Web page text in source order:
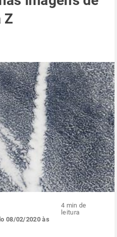
Z
08/02/2020 às
4 min de
leitura